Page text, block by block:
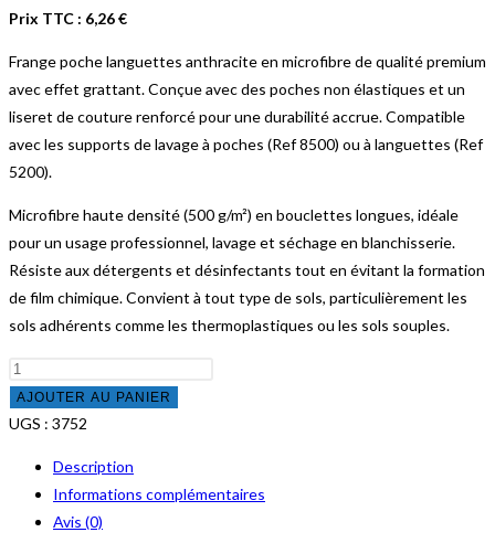
Prix TTC : 6,26€
Frange poche languettes anthracite en microfibre de qualité premium
avec effet grattant. Conçue avec des poches non élastiques et un
liseret de couture renforcé pour une durabilité accrue. Compatible
avec les supports de lavage à poches (Ref 8500) ou à languettes (Ref
5200).
Microfibre haute densité (500 g/m²) en bouclettes longues, idéale
pour un usage professionnel, lavage et séchage en blanchisserie.
Résiste aux détergents et désinfectants tout en évitant la formation
de film chimique. Convient à tout type de sols, particulièrement les
sols adhérents comme les thermoplastiques ou les sols souples.
quantité
de
Frange
Languette
AJOUTER AU PANIER
UGS : 3752
Description
Informations complémentaires
Avis (0)